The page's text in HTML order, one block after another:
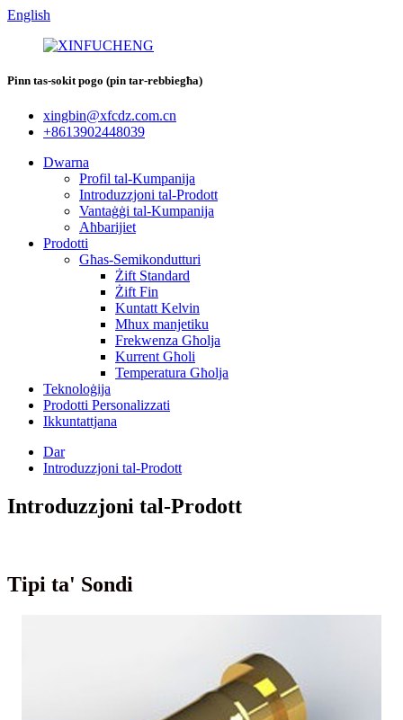
English
Pinn tas-sokit pogo (pin tar-rebbiegħa)
xingbin@xfcdz.com.cn
+8613902448039
Dwarna
Profil tal-Kumpanija
Introduzzjoni tal-Prodott
Vantaġġi tal-Kumpanija
Aħbarijiet
Prodotti
Għas-Semikondutturi
Żift Standard
Żift Fin
Kuntatt Kelvin
Mhux manjetiku
Frekwenza Għolja
Kurrent Għoli
Temperatura Għolja
Teknoloġija
Prodotti Personalizzati
Ikkuntattjana
Dar
Introduzzjoni tal-Prodott
Introduzzjoni tal-Prodott
Tipi ta' Sondi